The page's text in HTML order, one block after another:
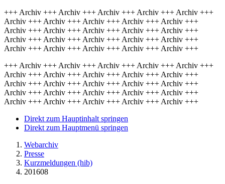
+++ Archiv +++ Archiv +++ Archiv +++ Archiv +++ Archiv +++
Archiv +++ Archiv +++ Archiv +++ Archiv +++ Archiv +++
Archiv +++ Archiv +++ Archiv +++ Archiv +++ Archiv +++
Archiv +++ Archiv +++ Archiv +++ Archiv +++ Archiv +++
Archiv +++ Archiv +++ Archiv +++ Archiv +++ Archiv +++
+++ Archiv +++ Archiv +++ Archiv +++ Archiv +++ Archiv +++
Archiv +++ Archiv +++ Archiv +++ Archiv +++ Archiv +++
Archiv +++ Archiv +++ Archiv +++ Archiv +++ Archiv +++
Archiv +++ Archiv +++ Archiv +++ Archiv +++ Archiv +++
Archiv +++ Archiv +++ Archiv +++ Archiv +++ Archiv +++
Direkt zum Hauptinhalt springen
Direkt zum Hauptmenü springen
Webarchiv
Presse
Kurzmeldungen (hib)
201608